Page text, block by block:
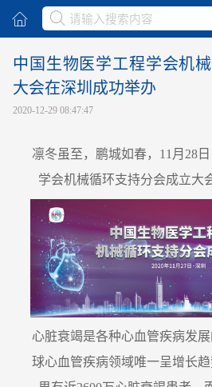
中国生物医学工程学会机
大会在深圳成功举办
2020-12-29 08:47:47
凛冬虽至，鹏城如春，11月28
学会机械循环支持分会成立大
心脏衰竭是各种心血管疾病发
球心血管疾病领域唯一呈增长